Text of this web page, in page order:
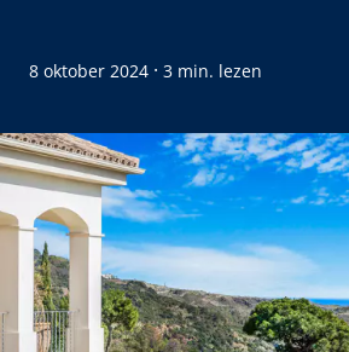
8 oktober 2024 · 3 min. lezen